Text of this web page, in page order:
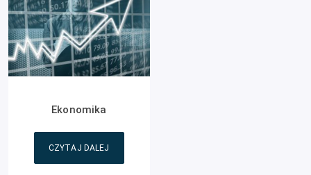
Ekonomika
CZYTAJ DALEJ